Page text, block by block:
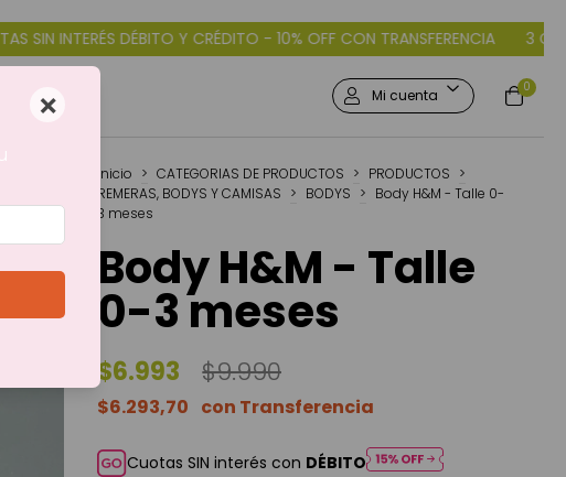
Y CRÉDITO - 10% OFF CON TRANSFERENCIA 3 CUOTAS SIN
Mi cuenta 0
Inicio > CATEGORIAS DE PRODUCTOS > PRODUCTOS >
REMERAS, BODYS Y CAMISAS > BODYS > Body H&M - Talle 0-
3 meses
Body H&M - Talle
0-3 meses
$6.993 $9.990
$6.293,70
Cuotas SIN interés con DÉBITO
×